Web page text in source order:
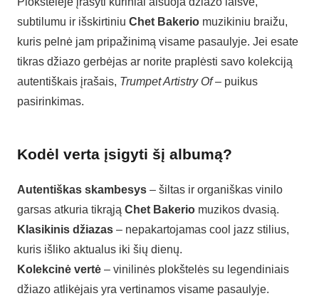
subtilumu ir išskirtiniu Chet Bakerio muzikiniu braižu,
kuris pelnė jam pripažinimą visame pasaulyje. Jei esate
tikras džiazo gerbėjas ar norite praplėsti savo kolekciją
autentiškais įrašais, Trumpet Artistry Of– puikus
pasirinkimas.
Kodėl verta įsigyti šį albumą?
Autentiškas skambesys – šiltas ir organiškas vinilo
garsas atkuria tikrąją Chet Bakerio muzikos dvasią.
Klasikinis džiazas – nepakartojamas cool jazz stilius,
kuris išliko aktualus iki šių dienų.
Kolekcinė vertė – vinilinės plokštelės su legendiniais
džiazo atlikėjais yra vertinamos visame pasaulyje.